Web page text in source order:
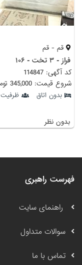
قم - قم
فراز - ۳ تخت - ۱۰۶
کد آگهی: 114847
شروع قیمت: 345,000 تومان
بدون اتاق ظرفیت 3-7 نفر
بدون نظر
فهرست راهبری
راهنمای سایت
سوالات متداول
تماس با ما